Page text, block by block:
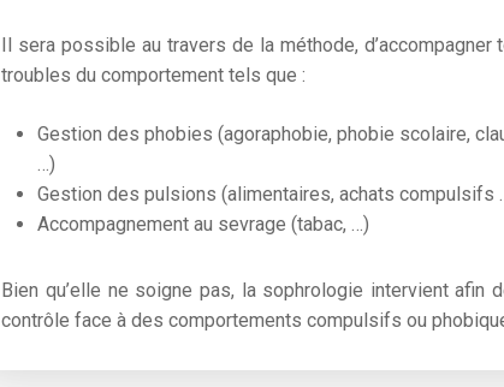
Il sera possible au travers de la méthode, d’accompagner
troubles du comportement tels que :
Gestion des phobies (agoraphobie, phobie scolaire,
…)
Gestion des pulsions (alimentaires, achats compulsifs
Accompagnement au sevrage (tabac, …)
Bien qu’elle ne soigne pas, la sophrologie intervient afin
contrôle face à des comportements compulsifs ou